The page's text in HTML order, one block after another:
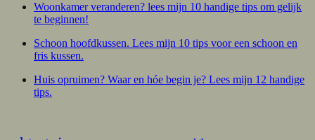
Woonkamer veranderen? lees mijn 10 handige tips om gelijk
te beginnen!
Schoon hoofdkussen. Lees mijn 10 tips voor een schoon en
fris kussen.
Huis opruimen? Waar en hóe begin je? Lees mijn 12 handige
tips.